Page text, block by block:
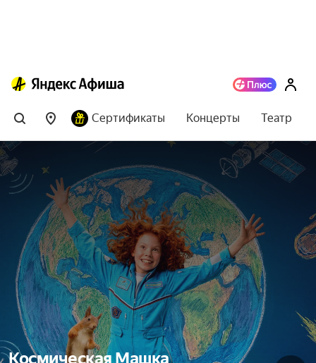
Сертификаты Концерты Театр
Космическая Машка